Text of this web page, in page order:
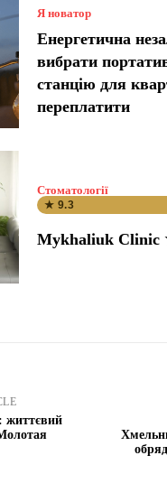
Я новатор
Енергетична
вибрати
станцію для
переплатити
Стоматології
★ 9.3
Mykhaliuk Clinic
життєвий